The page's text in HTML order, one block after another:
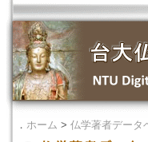
． ホーム > 仏学著者データ